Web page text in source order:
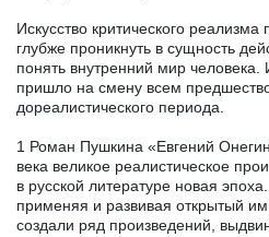
Искусство критического реализма
глубже проникнуть в сущность
понять внутренний мир
пришло на смену всем
дореалистического периода.
1 Роман Пушкина «Евгений
века великое реалистическое
в русской литературе новая
применяя и развивая открытый
создали ряд произведений,